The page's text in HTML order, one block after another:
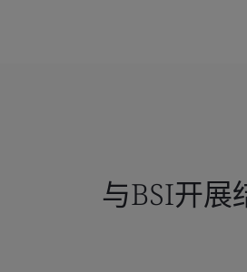
与BSI开展